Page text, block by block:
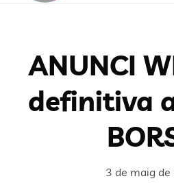
ANUNCI
definitiva
3 de maig